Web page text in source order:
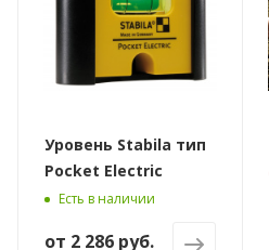
Уровень Stabila тип
Pocket Electric
Есть в наличии
от 2 286 руб.